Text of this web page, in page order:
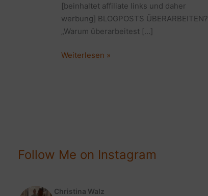
[beinhaltet affiliate links und daher
werbung] BLOGPOSTS ÜBERARBEITEN?
„Warum überarbeitest […]
BLOGPOSTS
Weiterlesen »
Follow Me on Instagram
Christina Walz